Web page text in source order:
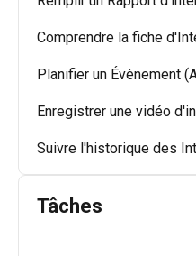
Comprendre la fiche
Planifier un Évènement
Enregistrer une vidéo
Suivre l'historique des
Tâches